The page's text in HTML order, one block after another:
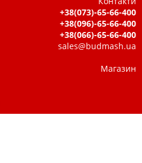
+38(073)-65-66-400
+38(096)-65-66-400
+38(066)-65-66-400
sales@budmash.ua
Магазин